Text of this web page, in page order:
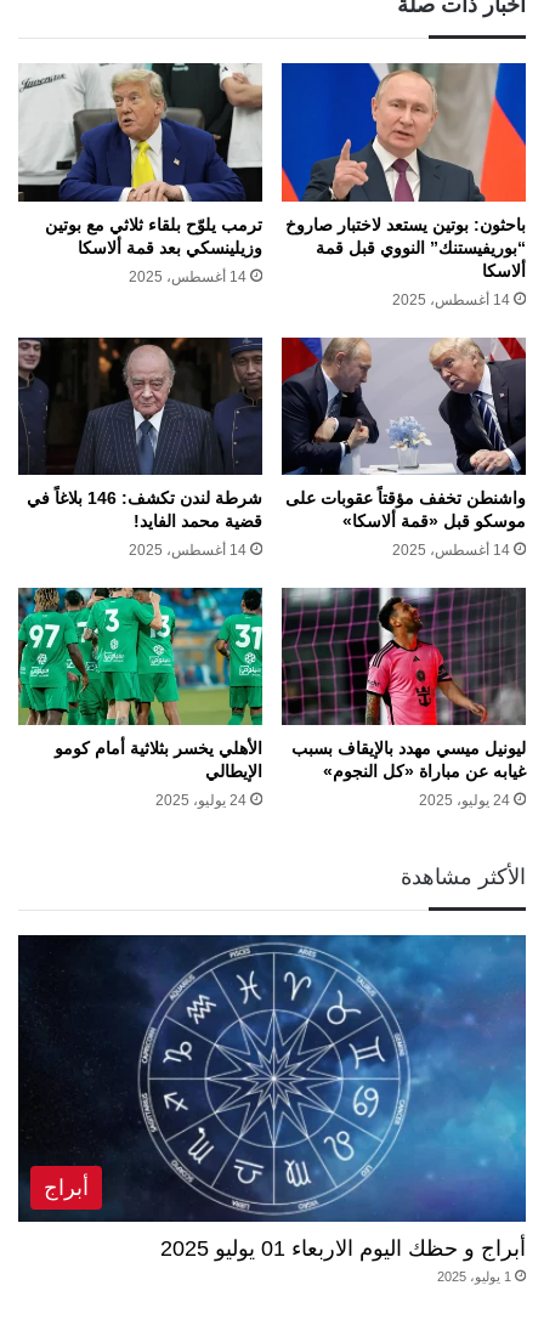
أخبار ذات صلة
باحثون: بوتين يستعد لاختبار صاروخ
“بوريفيستنك” النووي قبل قمة
ألاسكا
14 أغسطس، 2025
ترمب يلوّح بلقاء ثلاثي مع بوتين
وزيلينسكي بعد قمة ألاسكا
14 أغسطس، 2025
واشنطن تخفف مؤقتاً عقوبات على
موسكو قبل «قمة ألاسكا»
14 أغسطس، 2025
شرطة لندن تكشف: 146 بلاغاً في
قضية محمد الفايد!
14 أغسطس، 2025
ليونيل ميسي مهدد بالإيقاف بسبب
غيابه عن مباراة «كل النجوم»
24 يوليو، 2025
الأهلي يخسر بثلاثية أمام كومو
الإيطالي
24 يوليو، 2025
الأكثر مشاهدة
أبراج
أبراج و حظك اليوم الاربعاء 01 يوليو 2025
1 يوليو، 2025